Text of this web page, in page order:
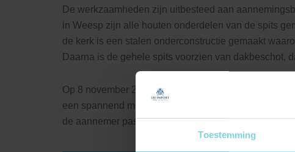
Toestemming
De werkzaamheden zijn uitbesteed aan
in Weesp zijn alle houten onderdelen van de spits
de kerk is een stalen onderconstructie gemaakt
Daarna is de gehele spits voorzien van dakbeschot,
Op 8 november 2018 is de compleet afgewerkte
een spannend moment, maar door de expertise van
de aannemer paste de spits naadloos op het